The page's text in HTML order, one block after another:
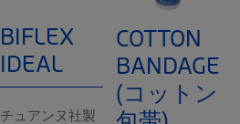
BIFLEX
IDEAL
チュアンヌ社製
COTTON
BANDAGE
(コットン